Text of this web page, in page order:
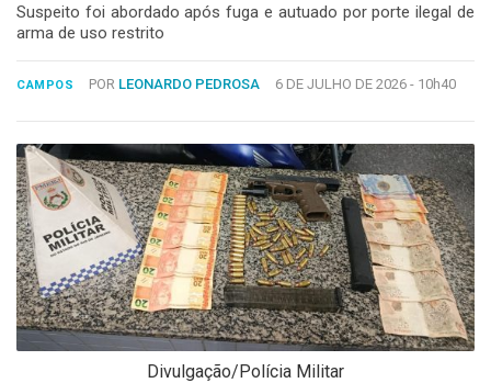
COLUNAS
2024
Desenvolvido
por
Hesea
Tecnologia
Sistemas
Suspeito foi abordado após fuga e autuado por porte ilegal de
arma de uso restrito
CAMPOS POR LEONARDO PEDROSA 6 DE JULHO DE 2026 - 10h40
Divulgação/Polícia Militar